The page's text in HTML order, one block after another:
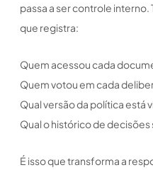
passa a ser controle
que registra:
Quem acessou cada
Quem votou em cada
Qual versão da política está
Qual o histórico de
É isso que transforma a